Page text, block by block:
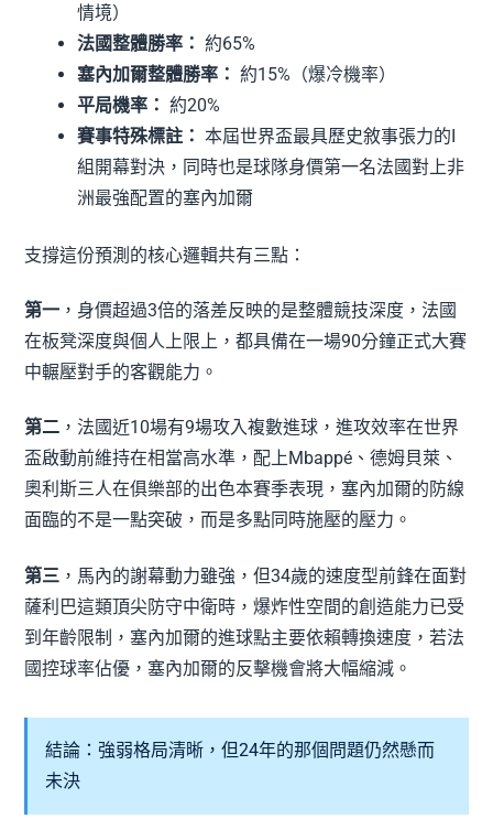
情境）
法國整體勝率： 約65%
塞內加爾整體勝率： 約15%（爆冷機率）
平局機率： 約20%
賽事特殊標註： 本屆世界盃最具歷史敘事張力的I
組開幕對決，同時也是球隊身價第一名法國對上非
洲最強配置的塞內加爾
支撐這份預測的核心邏輯共有三點：
第一 ，身價超過3倍的落差反映的是整體競技深度，法國
在板凳深度與個人上限上，都具備在一場90分鐘正式大賽
中輾壓對手的客觀能力。
第二 ，法國近10場有9場攻入複數進球，進攻效率在世界
盃啟動前維持在相當高水準，配上Mbappé、德姆貝萊、
奧利斯三人在俱樂部的出色本賽季表現，塞內加爾的防線
面臨的不是一點突破，而是多點同時施壓的壓力。
第三 ，馬內的謝幕動力雖強，但34歲的速度型前鋒在面對
薩利巴這類頂尖防守中衛時，爆炸性空間的創造能力已受
到年齡限制，塞內加爾的進球點主要依賴轉換速度，若法
國控球率佔優，塞內加爾的反擊機會將大幅縮減。
結論：強弱格局清晰，但24年的那個問題仍然懸而
未決